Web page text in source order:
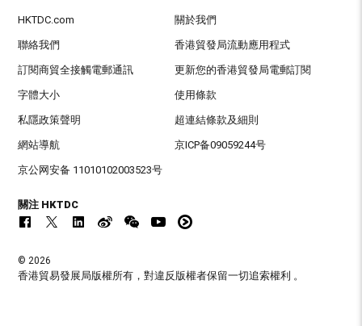
HKTDC.com 關於我們
聯絡我們 香港貿發局流動應用程式
訂閱商貿全接觸電郵通訊 更新您的香港貿發局電郵訂閱
字體大小 使用條款
私隱政策聲明 超連結條款及細則
網站導航 京ICP备09059244号
京公网安备 11010102003523号
關注 HKTDC
© 2026
香港貿易發展局版權所有，對違反版權者保留一切追索權利 。